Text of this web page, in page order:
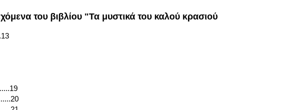
του βιβλίου "Τα μυστικά του καλού κρασιού